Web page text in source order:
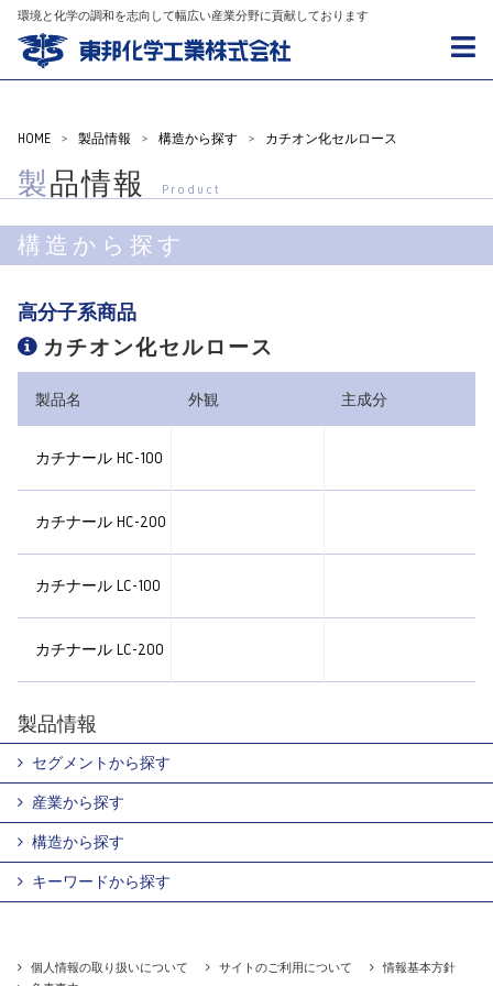
環境と化学の調和を志向して幅広い産業分野に貢献しております
HOME > 製品情報 > 構造から探す > カチオン化セルロース
製品情報 Product
構造から探す
高分子系商品
カチオン化セルロース
製品名 外観 主成分
カチナール HC-100
カチナール HC-200
カチナール LC-100
カチナール LC-200
製品情報
セグメントから探す
産業から探す
構造から探す
キーワードから探す
個人情報の取り扱いについて サイトのご利用について
情報基本方針